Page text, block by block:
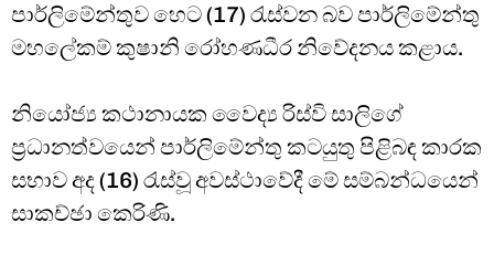
පාර්ලිමේන්තුව හෙට (17) රැස්වන බව පාර්ලිමේන්තු
මහලේකම් කුෂානි රෝහණධීර නිවේදනය කළාය.
නියෝජ්‍ය කථානායක වෛද්‍ය රිස්වි සාලිගේ
ප්‍රධානත්වයෙන් පාර්ලිමේන්තු කටයුතු පිළිබඳ කාරක
සභාව අද (16) රැස්වූ අවස්ථාවේදී මේ සම්බන්ධයෙන්
සාකච්ඡා කෙරිණි.